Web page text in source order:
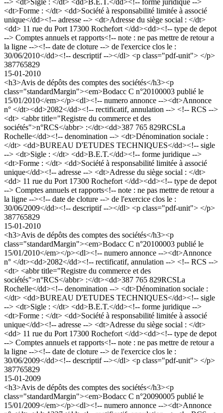
<dt>Forme : </dt> <dd>Société à responsabilité limitée à associé
unique</dd><!-- adresse --> <dt>Adresse du siège social : </dt>
<dd> 11 rue du Port 17300 Rochefort </dd><dd><!-- type de depot
--> Comptes annuels et rapports<!-- note : ne pas mettre de retour a
la ligne --><!-- date de cloture --> de l'exercice clos le :
30/06/2010</dd><!-- descriptif --></dl> <p class="pdf-unit"> </p>
387765829
15-01-2010
<h3>Avis de dépôts des comptes des sociétés</h3><p
class="standardMargin"><em>Bodacc C n°20100003 publié le
15/01/2010</em></p><dl><!-- numero annonce --><dt>Annonce
n° </dt><dd>2082</dd><!-- rectificatif, annulation --> <!-- RCS -->
<dt> <abbr title="Registre du commerce et des
sociétés">n°RCS</abbr> :</dt><dd>387 765 829RCSLa
Rochelle</dd><!-- denomination --> <dt>Dénomination sociale :
</dt> <dd>BUREAU D'ETUDES TECHNIQUES</dd><!-- sigle
--> <dt>Sigle : </dt> <dd>B.E.T.</dd><!-- forme juridique -->
<dt>Forme : </dt> <dd>Société à responsabilité limitée à associé
unique</dd><!-- adresse --> <dt>Adresse du siège social : </dt>
<dd> 11 rue du Port 17300 Rochefort </dd><dd><!-- type de depot
--> Comptes annuels et rapports<!-- note : ne pas mettre de retour a
la ligne --><!-- date de cloture --> de l'exercice clos le :
30/06/2009</dd><!-- descriptif --></dl> <p class="pdf-unit"> </p>
387765829
15-01-2010
<h3>Avis de dépôts des comptes des sociétés</h3><p
class="standardMargin"><em>Bodacc C n°20100003 publié le
15/01/2010</em></p><dl><!-- numero annonce --><dt>Annonce
n° </dt><dd>2082</dd><!-- rectificatif, annulation --> <!-- RCS -->
<dt> <abbr title="Registre du commerce et des
sociétés">n°RCS</abbr> :</dt><dd>387 765 829RCSLa
Rochelle</dd><!-- denomination --> <dt>Dénomination sociale :
</dt> <dd>BUREAU D'ETUDES TECHNIQUES</dd><!-- sigle
--> <dt>Sigle : </dt> <dd>B.E.T.</dd><!-- forme juridique -->
<dt>Forme : </dt> <dd>Société à responsabilité limitée à associé
unique</dd><!-- adresse --> <dt>Adresse du siège social : </dt>
<dd> 11 rue du Port 17300 Rochefort </dd><dd><!-- type de depot
--> Comptes annuels et rapports<!-- note : ne pas mettre de retour a
la ligne --><!-- date de cloture --> de l'exercice clos le :
30/06/2009</dd><!-- descriptif --></dl> <p class="pdf-unit"> </p>
387765829
15-01-2009
<h3>Avis de dépôts des comptes des sociétés</h3><p
class="standardMargin"><em>Bodacc C n°20090005 publié le
15/01/2009</em></p><dl><!-- numero annonce --><dt>Annonce